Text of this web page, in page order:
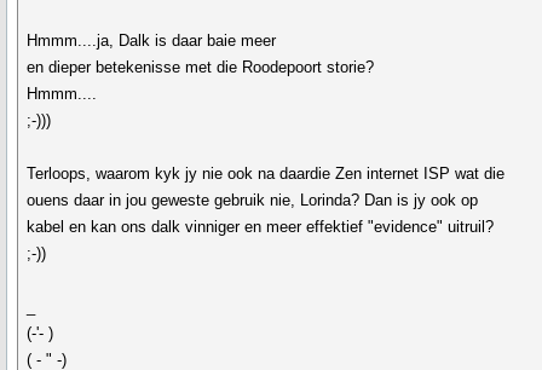
Hmmm....ja, Dalk is daar baie meer
en dieper betekenisse met die Roodepoort storie?
Hmmm....
;-)))
Terloops, waarom kyk jy nie ook na daardie Zen internet ISP wat die
ouens daar in jou geweste gebruik nie, Lorinda? Dan is jy ook op
kabel en kan ons dalk vinniger en meer effektief "evidence" uitruil?
;-))
(-'- )
( - " -)